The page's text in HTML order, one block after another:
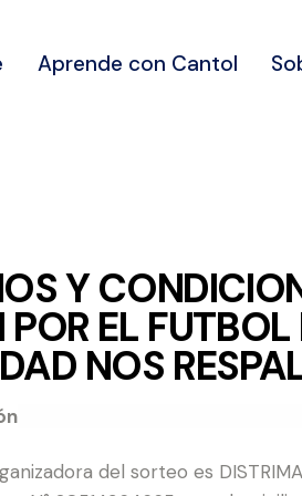
Aprende con Cantol
Y
POR EL
NOS
del sorteo es